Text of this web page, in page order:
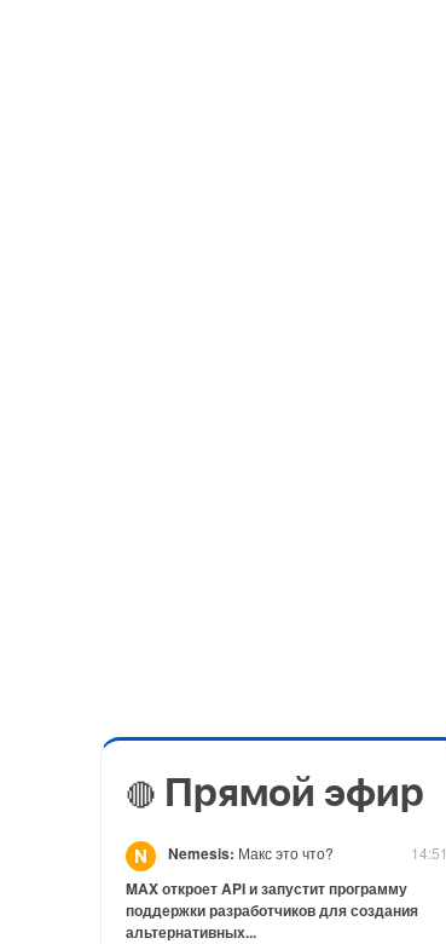
🔴 Прямой эфир
14:51
N Nemesis: Макс это что?
MAX откроет API и запустит программу
поддержки разработчиков для создания
альтернативных...